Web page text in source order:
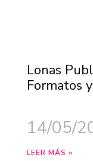
Lonas
Formatos
14/05/
LEER MÁS »